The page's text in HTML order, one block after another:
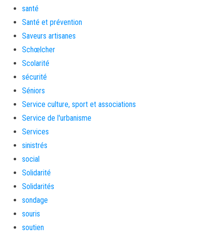
santé
Santé et prévention
Saveurs artisanes
Schœlcher
Scolarité
sécurité
Séniors
Service culture, sport et associations
Service de l'urbanisme
Services
sinistrés
social
Solidarité
Solidarités
sondage
souris
soutien